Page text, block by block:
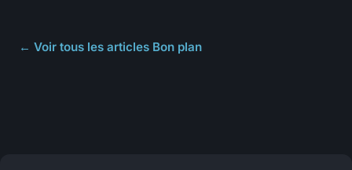
← Voir tous les articles Bon plan